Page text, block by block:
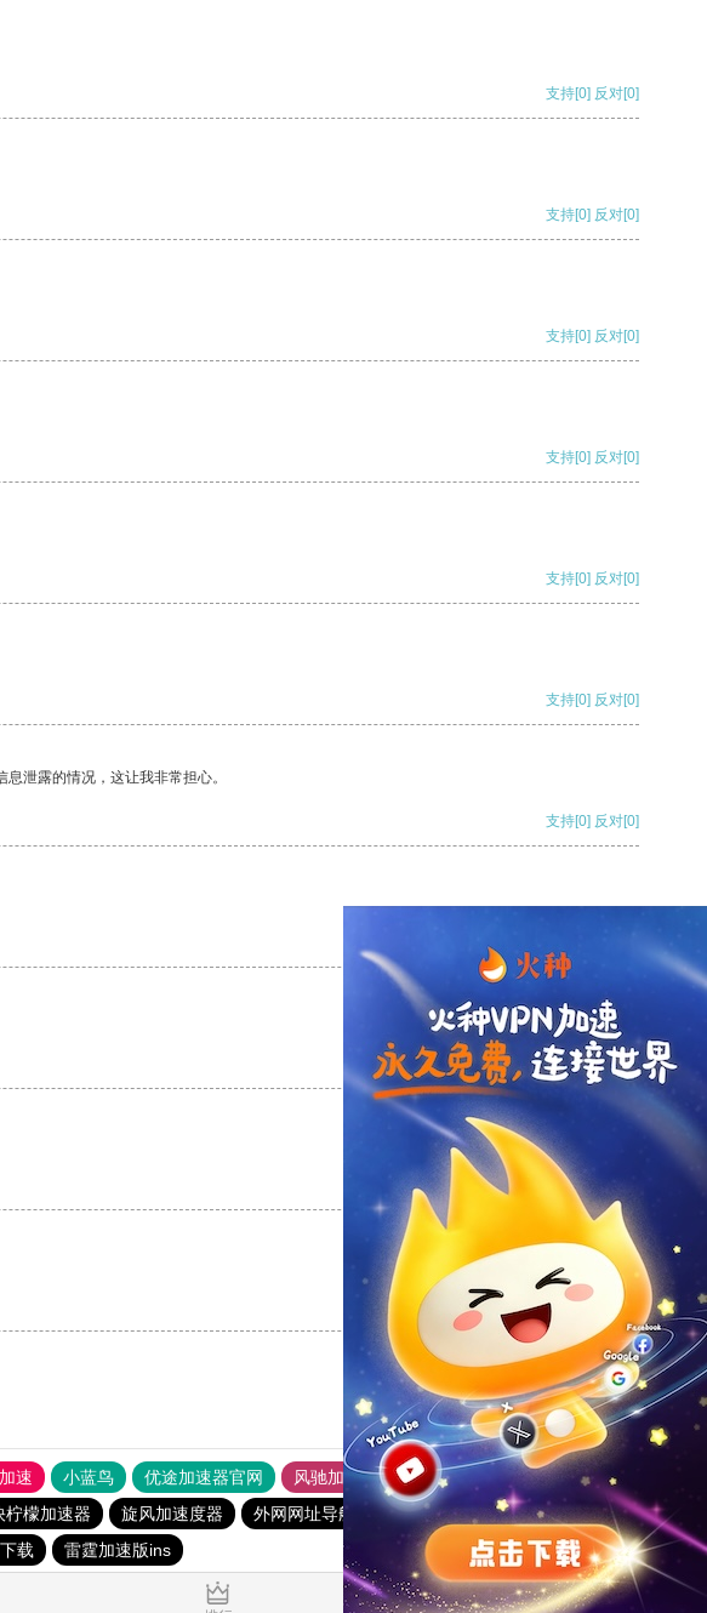
支持[0] 反对[0]
支持[0] 反对[0]
支持[0] 反对[0]
支持[0] 反对[0]
支持[0] 反对[0]
支持[0] 反对[0]
泄露的情况，这让我非常担心。
支持[0] 反对[0]
支持 [0] 反对[0]
支持[0] 反对
支持[0] 反对[0]
速 小蓝鸟 优途加速器官网 风驰加速器
旋风加速器
柠檬加速器 旋风加速度器 外网网址导航 软件中心 雷霆加速
狂飙加速器
载 雷霆加速版ins